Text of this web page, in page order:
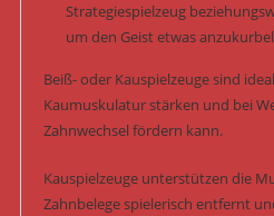
Strategiespielzeug
um den Geist etwas
Beiß- oder Kauspielzeuge sind
Kaumuskulatur stärken und bei
Zahnwechsel fördern kann.
Kauspielzeuge unterstützen die
Zahnbelege spielerisch entfernt